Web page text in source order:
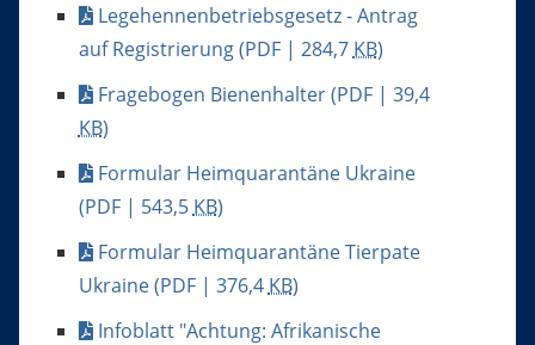
Legehennenbetriebsgesetz - Antrag
auf Registrierung(PDF | 284,7 KB)
Fragebogen Bienenhalter(PDF | 39,4
KB)
Formular Heimquarantäne Ukraine
(PDF | 543,5 KB)
Formular Heimquarantäne Tierpate
Ukraine(PDF | 376,4 KB)
Infoblatt "Achtung: Afrikanische